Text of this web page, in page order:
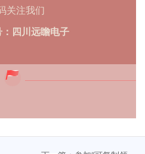
关注我们
四川远瞻电子